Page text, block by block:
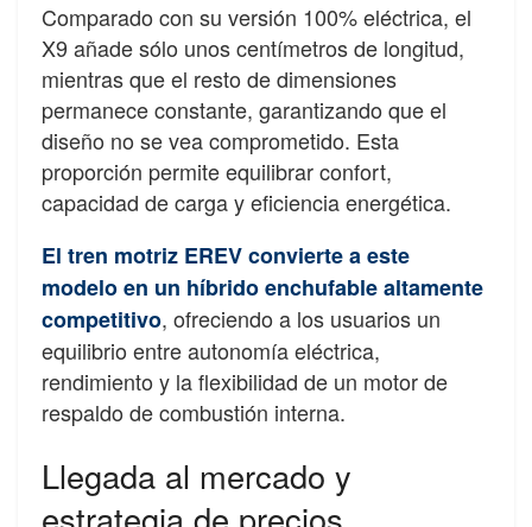
Comparado con su versión 100% eléctrica, el
X9 añade sólo unos centímetros de longitud,
mientras que el resto de dimensiones
permanece constante, garantizando que el
diseño no se vea comprometido. Esta
proporción permite equilibrar confort,
capacidad de carga y eficiencia energética.
El tren motriz EREV convierte a este
modelo en un híbrido enchufable altamente
competitivo, ofreciendo a los usuarios un
equilibrio entre autonomía eléctrica,
rendimiento y la flexibilidad de un motor de
respaldo de combustión interna.
Llegada al mercado y
estrategia de precios